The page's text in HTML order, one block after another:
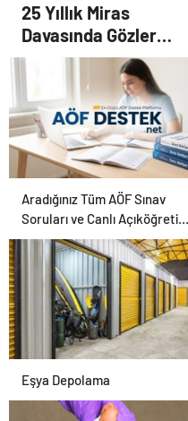
25 Yıllık Miras
Davasında Gözler
Temmuz Ayındaki
Karar Duruşmasına
Çevrildi
Aradığınız Tüm AÖF Sınav
Soruları ve Canlı Açıköğretim
Forumu Burada
Eşya Depolama